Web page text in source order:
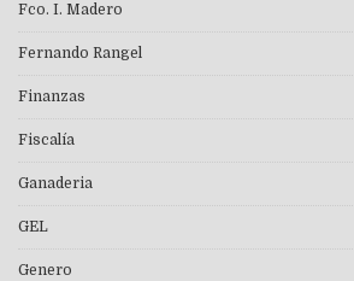
Fco. I. Madero
Fernando Rangel
Finanzas
Fiscalía
Ganaderia
GEL
Genero